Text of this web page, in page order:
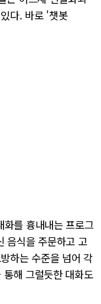
다. 바로 '챗봇
화를 흉내내는 프로그
음식을 주문하고 고
하는 수준을 넘어 각
해 그럴듯한 대화도